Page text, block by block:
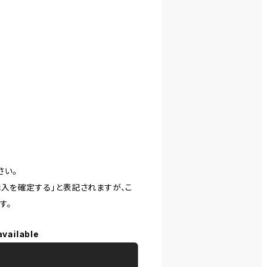
。
を確定する」と表記されますが、こ
。